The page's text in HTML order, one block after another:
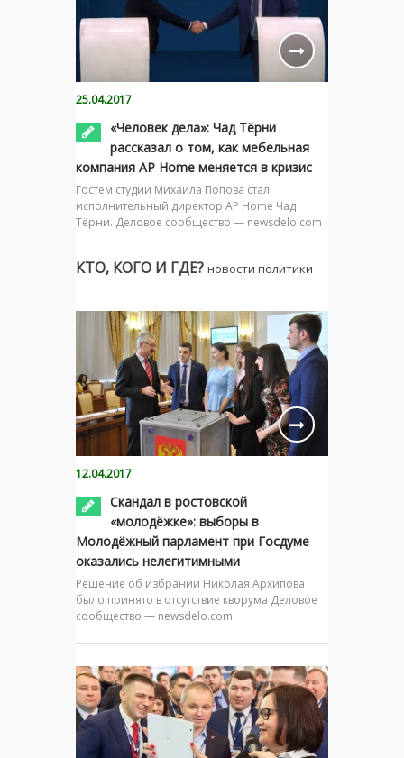
25.04.2017
«Человек дела»: Чад Тёрни
рассказал о том, как мебельная
компания AP Home меняется в кризис
Гостем студии Михаила Попова стал
исполнительный директор AP Home Чад
Тёрни. Деловое сообщество — newsdelo.com
КТО, КОГО И ГДЕ? новости политики
12.04.2017
Скандал в ростовской
«молодёжке»: выборы в
Молодёжный парламент при Госдуме
оказались нелегитимными
Решение об избрании Николая Архипова
было принято в отсутствие кворума Деловое
сообщество — newsdelo.com